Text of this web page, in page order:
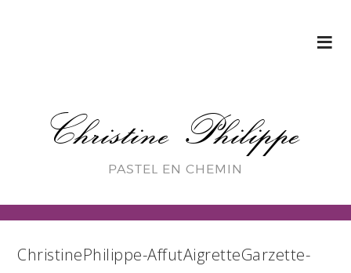
Christine Philippe
PASTEL EN CHEMIN
ChristinePhilippe-AffutAigretteGarzette-